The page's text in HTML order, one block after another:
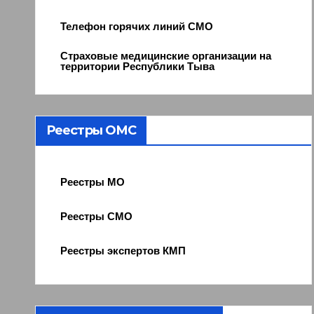
Телефон горячих линий СМО
Страховые медицинские организации на
территории Республики Тыва
Реестры ОМС
Реестры МО
Реестры СМО
Реестры экспертов КМП